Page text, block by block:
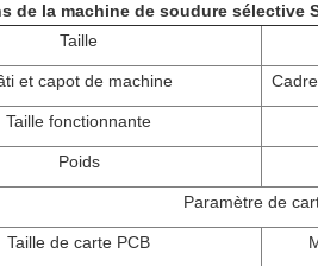
de la machine de soudure sélective
Taille
et capot de machine
Taille fonctionnante
Poids
Paramètre de
Taille de carte PCB